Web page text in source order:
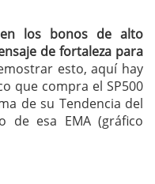
los bonos de alto
de fortaleza para
esto, aquí hay
que compra el SP500
de su Tendencia del
de esa EMA (gráfico